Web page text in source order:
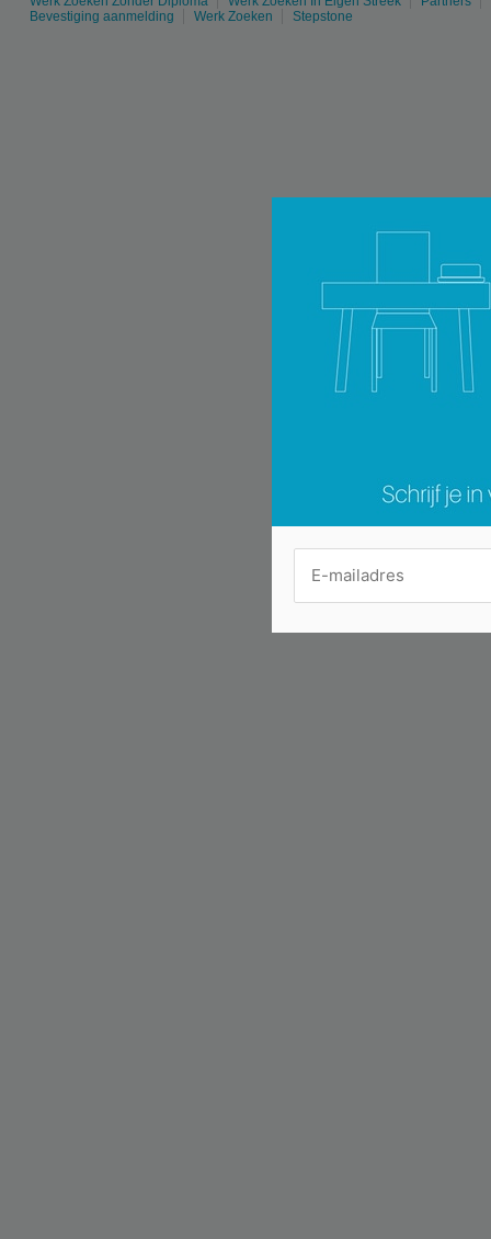
Bevestiging aanmelding
Werk Zoeken Stepstone